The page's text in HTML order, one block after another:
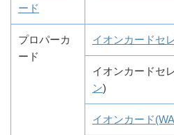
ード
プロパーカ
ード
イオンカードセ
イオンカードセ
ン)
イオンカード